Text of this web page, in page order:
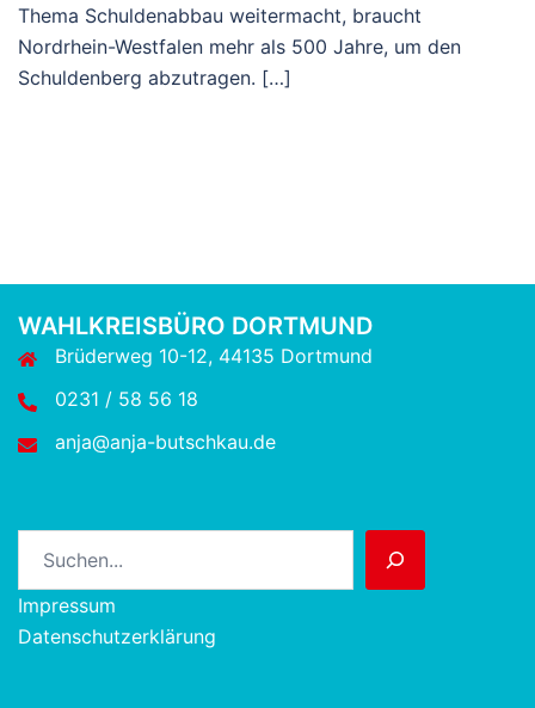
Thema Schuldenabbau weitermacht, braucht
Nordrhein-Westfalen mehr als 500 Jahre, um den
Schuldenberg abzutragen. […]
WAHLKREISBÜRO DORTMUND
Brüderweg 10-12, 44135 Dortmund
0231 / 58 56 18
anja@anja-butschkau.de
Impressum
Datenschutzerklärung